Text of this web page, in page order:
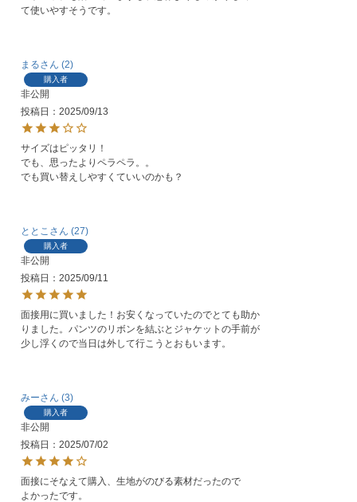
て使いやすそうです。
まる 2
購入者
非公開
投稿日
2025/09/13
サイズはピッタリ！
でも、思ったよりペラペラ。。
でも買い替えしやすくていいのかも？
ととこ 27
購入者
非公開
投稿日
2025/09/11
面接用に買いました！お安くなっていたのでとても助か
りました。パンツのリボンを結ぶとジャケットの手前が
みー 3
購入者
非公開
投稿日
2025/07/02
面接にそなえて購入、生地がのびる素材だったので
よかったです。